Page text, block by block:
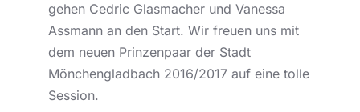
gehen Cedric Glasmacher und Vanessa
Assmann an den Start. Wir freuen uns mit
dem neuen Prinzenpaar der Stadt
Mönchengladbach 2016/2017 auf eine tolle
Session.